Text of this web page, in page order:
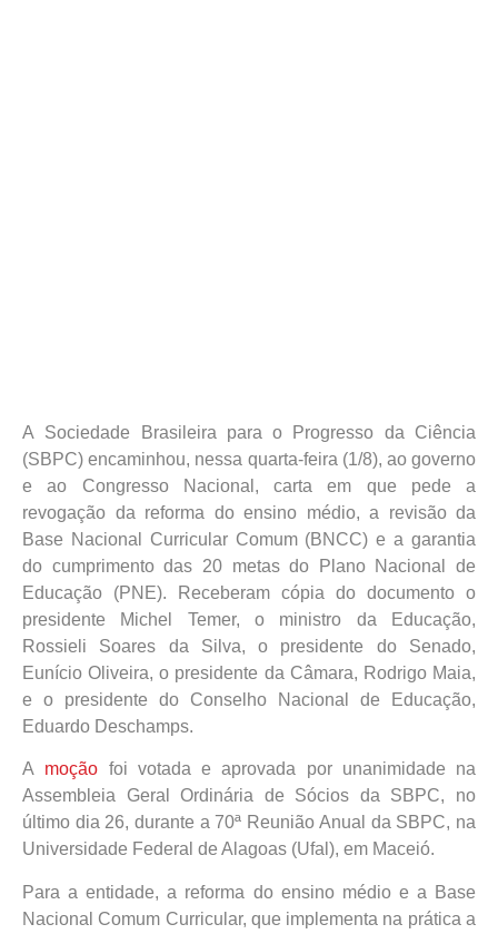
A Sociedade Brasileira para o Progresso da Ciência
(SBPC) encaminhou, nessa quarta-feira (1/8), ao governo
e ao Congresso Nacional, carta em que pede a
revogação da reforma do ensino médio, a revisão da
Base Nacional Curricular Comum (BNCC) e a garantia
do cumprimento das 20 metas do Plano Nacional de
Educação (PNE). Receberam cópia do documento o
presidente Michel Temer, o ministro da Educação,
Rossieli Soares da Silva, o presidente do Senado,
Eunício Oliveira, o presidente da Câmara, Rodrigo Maia,
e o presidente do Conselho Nacional de Educação,
Eduardo Deschamps.
A moção foi votada e aprovada por unanimidade na
Assembleia Geral Ordinária de Sócios da SBPC, no
último dia 26, durante a 70ª Reunião Anual da SBPC, na
Universidade Federal de Alagoas (Ufal), em Maceió.
Para a entidade, a reforma do ensino médio e a Base
Nacional Comum Curricular, que implementa na prática a